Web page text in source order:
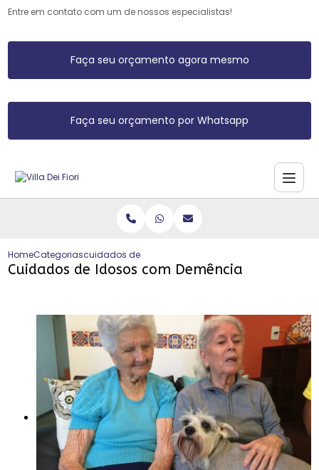
Entre em contato com um de nossos especialistas!
Faça seu orçamento agora mesmo
Faça seu orçamento por Whatsapp
HomeCategoriascuidados de idosos com demencia
Cuidados de Idosos com Demência